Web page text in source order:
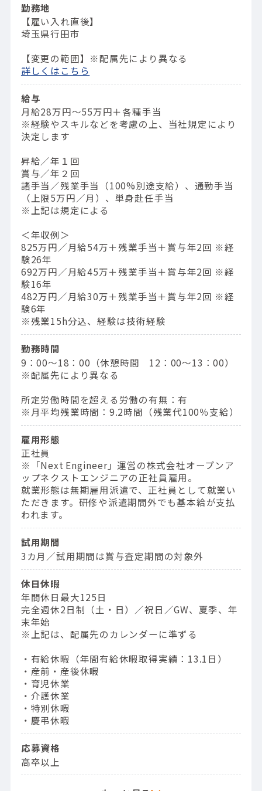
勤務地
【雇い入れ直後】
埼玉県行田市
【変更の範囲】※配属先により異なる
詳しくはこちら
給与
月給28万円～55万円＋各種手当
※経験やスキルなどを考慮の上、当社規定により
決定します
昇給／年１回
賞与／年２回
諸手当／残業手当（100%別途支給）、通勤手当
（上限5万円／月）、単身赴任手当
※上記は規定による
＜年収例＞
825万円／⽉給54万＋残業⼿当＋賞与年2回 ※経
験26年
692万円／⽉給45万＋残業⼿当＋賞与年2回 ※経
験16年
482万円／⽉給30万＋残業⼿当＋賞与年2回 ※経
験6年
※残業15h分込、経験は技術経験
勤務時間
9：00〜18：00（休憩時間 12：00〜13：00）
※配属先により異なる
所定労働時間を超える労働の有無：有
※月平均残業時間：9.2時間（残業代100％支給）
雇用形態
正社員
※「Next Engineer」運営の株式会社オープンア
ップネクストエンジニアの正社員雇用。
就業形態は無期雇用派遣で、正社員として就業い
ただきます。研修や派遣期間外でも基本給が支払
われます。
試用期間
3カ月／試用期間は賞与査定期間の対象外
休日休暇
年間休日最大125日
完全週休2日制（土・日）／祝日／GW、夏季、年
末年始
※上記は、配属先のカレンダーに準ずる
・有給休暇（年間有給休暇取得実績：13.1日）
・産前・産後休暇
・育児休業
・介護休業
・特別休暇
・慶弔休暇
応募資格
高卒以上